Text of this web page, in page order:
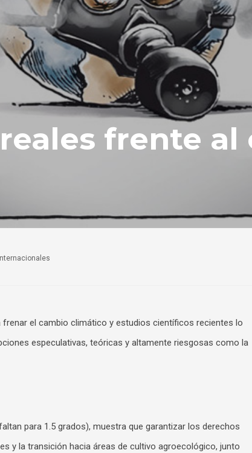
frente al
el cambio climático y estudios científicos recientes lo
especulativas, teóricas y altamente riesgosas como la
para 1.5 grados), muestra que garantizar los derechos
y la transición hacia áreas de cultivo agroecológico, junto